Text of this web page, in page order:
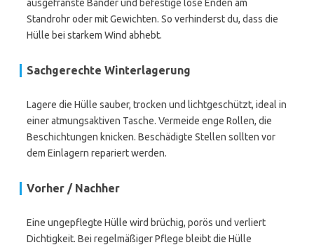
ausgefranste Bänder und befestige lose Enden am
Standrohr oder mit Gewichten. So verhinderst du, dass die
Hülle bei starkem Wind abhebt.
Sachgerechte Winterlagerung
Lagere die Hülle sauber, trocken und lichtgeschützt, ideal in
einer atmungsaktiven Tasche. Vermeide enge Rollen, die
Beschichtungen knicken. Beschädigte Stellen sollten vor
dem Einlagern repariert werden.
Vorher / Nachher
Eine ungepflegte Hülle wird brüchig, porös und verliert
Dichtigkeit. Bei regelmäßiger Pflege bleibt die Hülle